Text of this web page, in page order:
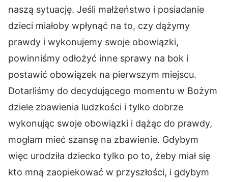
naszą sytuację. Jeśli małżeństwo i posiadanie
dzieci miałoby wpłynąć na to, czy dążymy
prawdy i wykonujemy swoje obowiązki,
powinniśmy odłożyć inne sprawy na bok i
postawić obowiązek na pierwszym miejscu.
Dotarliśmy do decydującego momentu w Bożym
dziele zbawienia ludzkości i tylko dobrze
wykonując swoje obowiązki i dążąc do prawdy,
mogłam mieć szansę na zbawienie. Gdybym
więc urodziła dziecko tylko po to, żeby miał się
kto mną zaopiekować w przyszłości, i gdybym